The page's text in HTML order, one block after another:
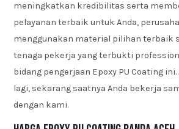
meningkatkan kredibilitas serta
pelayanan terbaik untuk Anda,
menggunakan material pilihan terbaik
tenaga pekerja yang terbukti
bidang pengerjaan Epoxy PU Coating ini.
lagi, sekarang saatnya Anda bekerja
dengan kami.